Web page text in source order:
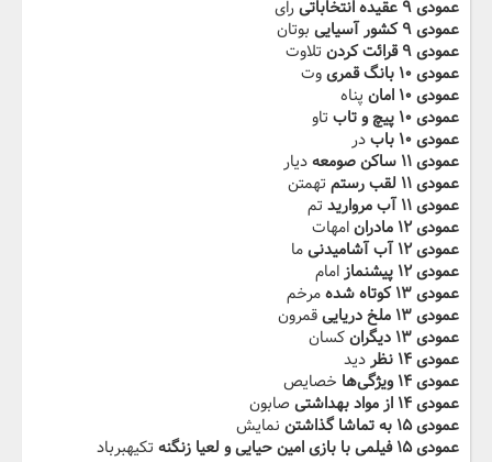
عمودی ۹ عقیده انتخاباتی
رای
عمودی ۹ کشور آسیایی
بوتان
عمودی ۹ قرائت کردن
تلاوت
عمودی ۱۰ بانگ قمری
وت
عمودی ۱۰ امان
پناه
عمودی ۱۰ پیچ و تاب
تاو
عمودی ۱۰ باب
در
عمودی ۱۱ ساکن صومعه
دیار
عمودی ۱۱ لقب رستم
تهمتن
عمودی ۱۱ آب مروارید
تم
عمودی ۱۲ مادران
امهات
عمودی ۱۲ آب آشامیدنی
ما
عمودی ۱۲ پیشنماز
امام
عمودی ۱۳ کوتاه شده
مرخم
عمودی ۱۳ ملخ دریایی
قمرون
عمودی ۱۳ دیگران
کسان
عمودی ۱۴ نظر
دید
عمودی ۱۴ ویژگی‌ها
خصایص
عمودی ۱۴ از مواد بهداشتی
صابون
عمودی ۱۵ به تماشا گذاشتن
نمایش
عمودی ۱۵ فیلمی با بازی امین حیایی و لعیا زنگنه
تکیهبرباد